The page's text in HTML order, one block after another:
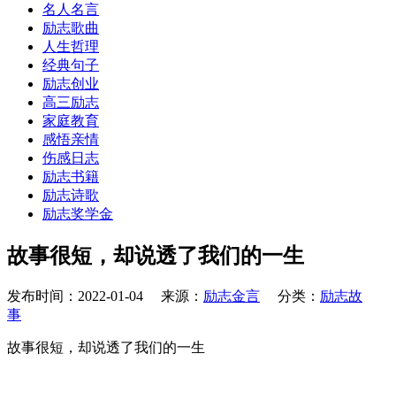
名人名言
励志歌曲
人生哲理
经典句子
励志创业
高三励志
家庭教育
感悟亲情
伤感日志
励志书籍
励志诗歌
励志奖学金
故事很短，却说透了我们的一生
发布时间：2022-01-04 来源： 励志金言 分类： 励志故
事
故事很短，却说透了我们的一生